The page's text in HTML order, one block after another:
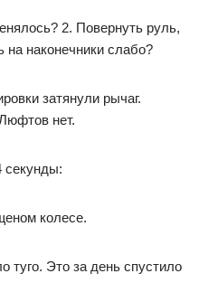
2. Повернуть руль,
наконечники слабо?
затянули рычаг.
нет.
секунды:
колесе.
туго. Это за день спустило